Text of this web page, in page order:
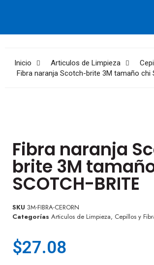
Inicio Articulos de Limpieza
Fibra naranja Scotch-brite 3M tamaño chi
Fibra naranja
brite 3M
SCOTCH-BRITE
SKU 3M-FIBRA-CERORN
Categorías Articulos de Limpieza, Cepillos y
$27.08